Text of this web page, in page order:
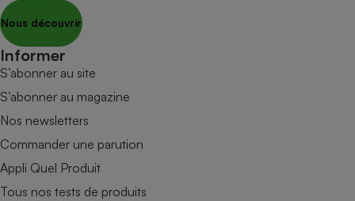
Nous découvrir
Informer
S’abonner au site
S’abonner au magazine
Nos newsletters
Commander une parution
Appli Quel Produit
Tous nos tests de produits